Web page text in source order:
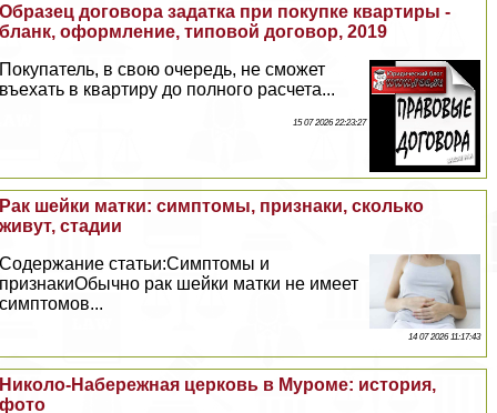
Образец договора задатка при покупке квартиры -
бланк, оформление, типовой договор, 2019
Покупатель, в свою очередь, не сможет
въехать в квартиру до полного расчета...
15 07 2026 22:23:27
Paк шейки матки: симптомы, признаки, сколько
живут, стадии
Содержание статьи:Симптомы и
признакиОбычно paк шейки матки не имеет
симптомов...
14 07 2026 11:17:43
Николо-Набережная церковь в Муроме: история,
фото